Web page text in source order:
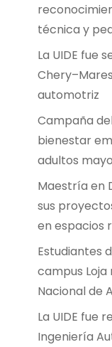
técnica y
La UIDE fue
automotriz
Campaña
bienestar
adultos
Maestría en
sus
en espacios
Estudiantes
campus Loja
Nacional de
La UIDE fue
Ingeniería